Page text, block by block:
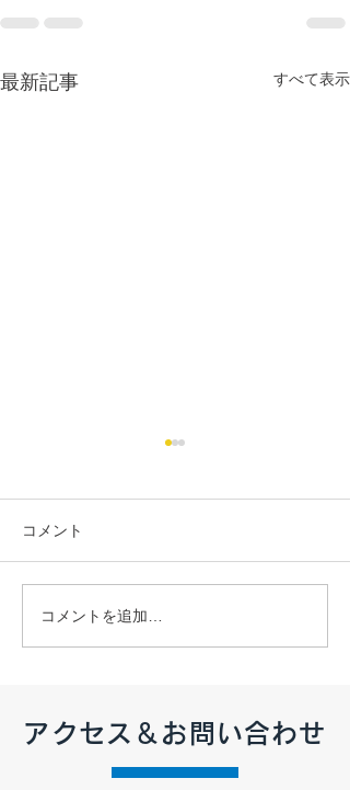
最新記事 すべて表示
【2026年7月 定休日のお
知らせ】
コメント
コメントを追加…
アクセス＆お問い合わせ